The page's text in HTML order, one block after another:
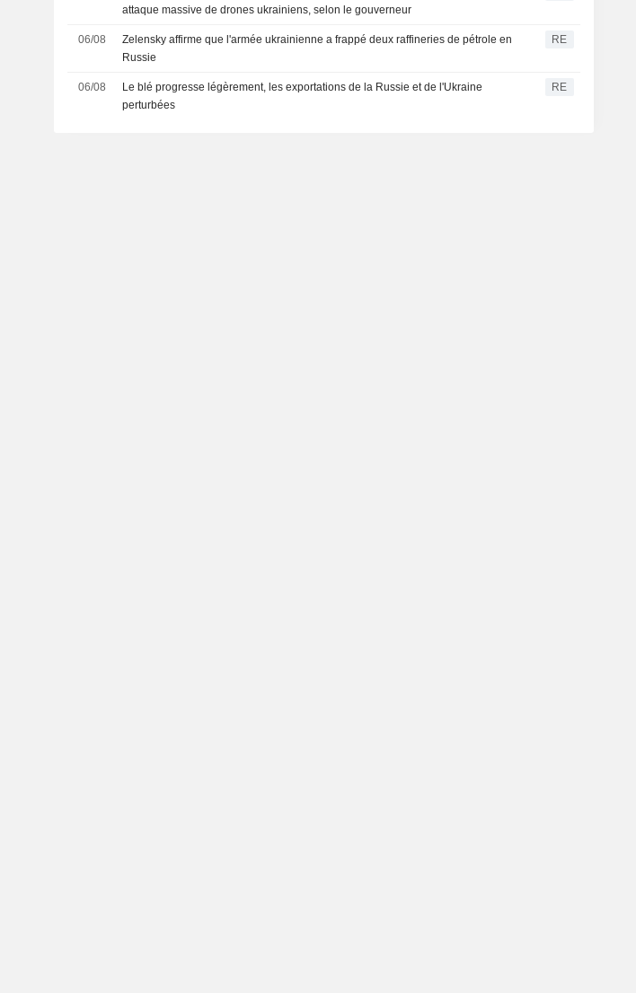
attaque massive de drones ukrainiens, selon le gouverneur
06/08
Zelensky affirme que l'armée ukrainienne a frappé deux raffineries de pétrole en
Russie
RE
06/08
Le blé progresse légèrement, les exportations de la Russie et de l'Ukraine
perturbées
RE